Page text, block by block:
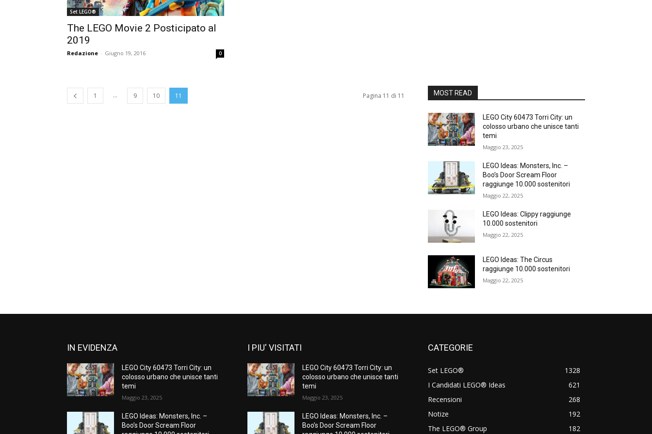
Set LEGO®
The LEGO Movie 2 Posticipato al
2019
Redazione - Giugno 19, 2016 0
1 ... 9 10 11 Pagina 11 di 11 MOST READ
LEGO City 60473 Torri City: un
colosso urbano che unisce tanti
temi
Maggio 23, 2025
LEGO Ideas: Monsters, Inc. –
Boo’s Door Scream Floor
raggiunge 10.000 sostenitori
Maggio 22, 2025
LEGO Ideas: Clippy raggiunge
10.000 sostenitori
Maggio 22, 2025
LEGO Ideas: The Circus
raggiunge 10.000 sostenitori
Maggio 22, 2025
IN EVIDENZA
LEGO City 60473 Torri City: un
colosso urbano che unisce tanti
temi
Maggio 23, 2025
LEGO Ideas: Monsters, Inc. –
Boo’s Door Scream Floor
I PIU' VISITATI
LEGO City 60473 Torri City: un
colosso urbano che unisce tanti
temi
Maggio 23, 2025
LEGO Ideas: Monsters, Inc. –
Boo’s Door Scream Floor
CATEGORIE
Set LEGO®
1328
I Candidati LEGO® Ideas
621
Recensioni
268
Notize
192
The LEGO® Group
182